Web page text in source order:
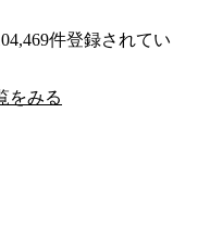
件登録されてい
をみる